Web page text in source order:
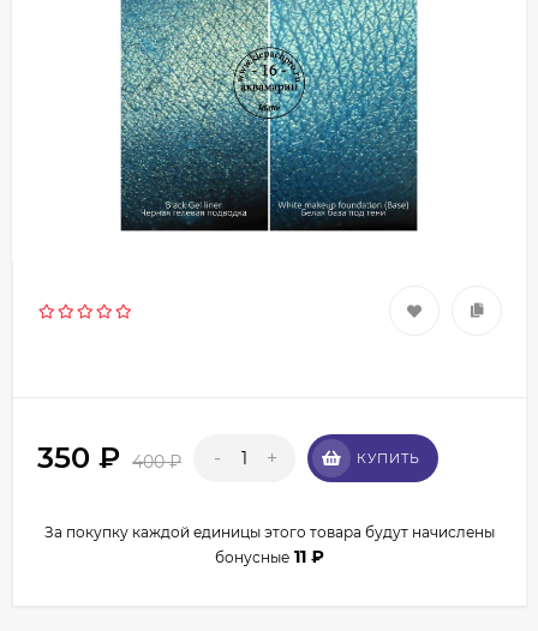
350 ₽ 400₽ - + КУПИТЬ
За покупку каждой единицы этого товара будут начислены
бонусные 11 ₽